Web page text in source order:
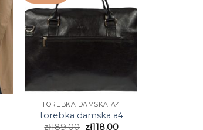
TOREBKA DAMSKA A4
torebka damska a4
zł189.00 zł118.00